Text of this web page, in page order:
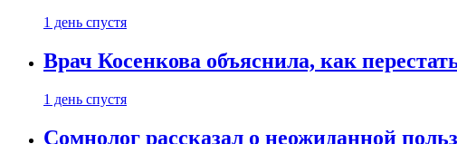
1 день спустя
Врач Косенкова объяснила, как
1 день спустя
Сомнолог рассказал о неожиданной